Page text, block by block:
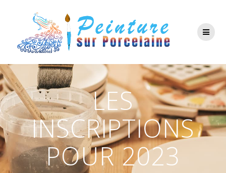
contenu
LES
INSCRIPTIONS
POUR 2023